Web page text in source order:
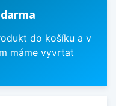
do košíku a v
máme vyvrtat